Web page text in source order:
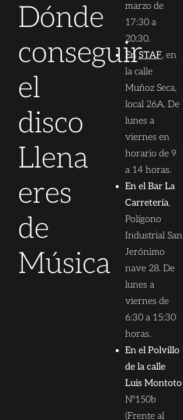
Dónde
conseguir
el
disco
Llena
eres
de
Música
marzo de
17:30 a
20:30.
En STAF, en
la calle
Muñoz Seca,
local 26A. De
lunes a
viernes en
horario de 9
a 14 horas.
En el Bar La
Carretería,
Polígono
Industrial San
Jerónimo
nave 28. De
lunes a
viernes de
6:30 a 15:30
horas.
En el Polvillo
de la calle
Luis Montoto
Nº150b
(Frente al